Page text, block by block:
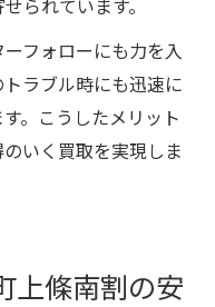
られています。
フォローにも力を入
ラブル時にも迅速に
。こうしたメリット
いく買取を実現しま
上條南割の安